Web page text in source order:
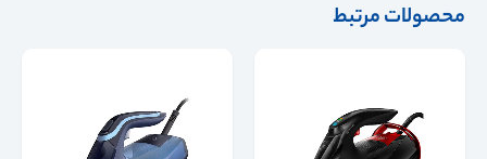
محصولات مرتبط